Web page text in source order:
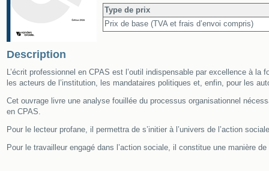
Type de prix
Prix de base (TVA et frais d’envoi compris)
Description
L’écrit professionnel en CPAS est l’outil indispensable par excellence à
les acteurs de l’institution, les mandataires politiques et, enfin, pour les
Cet ouvrage livre une analyse fouillée du processus organisationnel
en CPAS.
Pour le lecteur profane, il permettra de s’initier à l’univers de l’action
Pour le travailleur engagé dans l’action sociale, il constitue une manière